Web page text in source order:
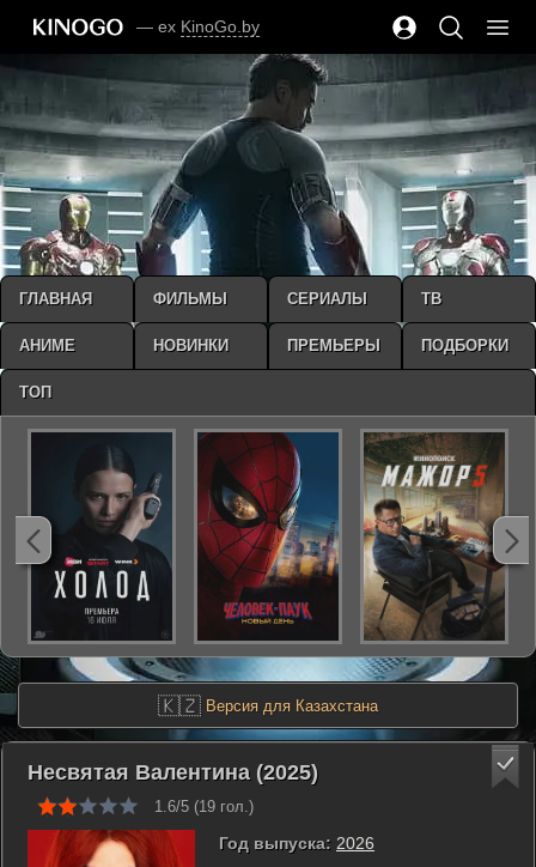
— ex KinoGo.by
🇰🇿 Версия для Казахстана
Несвятая Валентина (2025)
1.6/5 (19 гол.)
Год выпуска: 2026
ГЛАВНАЯ ФИЛЬМЫ СЕРИАЛЫ ТВ
АНИМЕ НОВИНКИ ПРЕМЬЕРЫ ПОДБОРКИ
ТОП